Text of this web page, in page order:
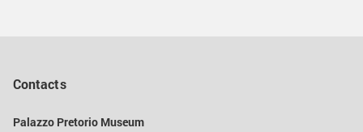
Contacts
Palazzo Pretorio Museum